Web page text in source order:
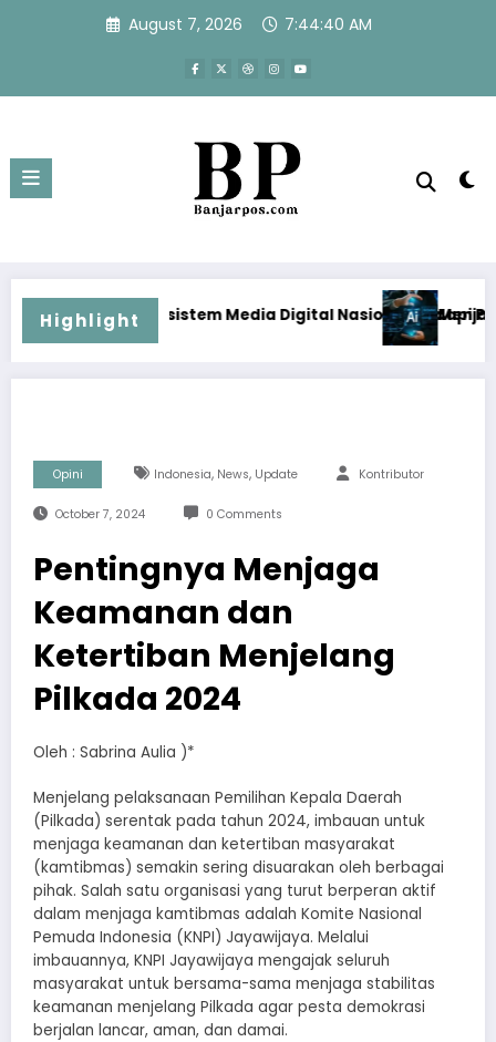
August 7, 2026 7:44:41 AM
Highlight
Media Digital Nasional Hadapi Perang Algoritma AI
Menjawab Perang Algoritma AI
Opini Indonesia, News, Update Kontributor
October 7, 2024 0 Comments
Pentingnya Menjaga
Keamanan dan
Ketertiban Menjelang
Pilkada 2024
Oleh : Sabrina Aulia )*
Menjelang pelaksanaan Pemilihan Kepala Daerah
(Pilkada) serentak pada tahun 2024, imbauan untuk
menjaga keamanan dan ketertiban masyarakat
(kamtibmas) semakin sering disuarakan oleh berbagai
pihak. Salah satu organisasi yang turut berperan aktif
dalam menjaga kamtibmas adalah Komite Nasional
Pemuda Indonesia (KNPI) Jayawijaya. Melalui
imbauannya, KNPI Jayawijaya mengajak seluruh
masyarakat untuk bersama-sama menjaga stabilitas
keamanan menjelang Pilkada agar pesta demokrasi
berjalan lancar, aman, dan damai.